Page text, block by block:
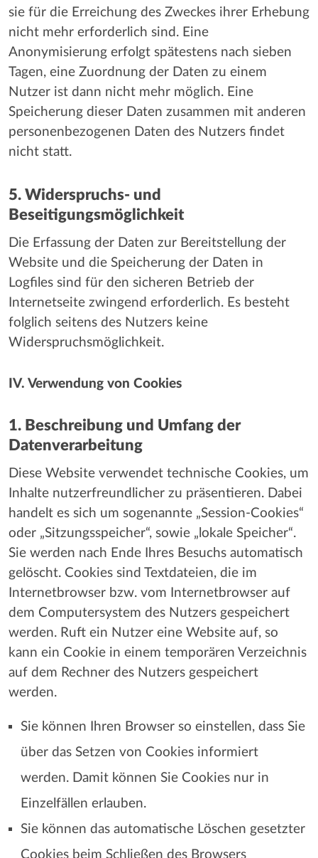
sie für die Erreichung des Zweckes ihrer Erhebung
nicht mehr erforderlich sind. Eine
Anonymisierung erfolgt spätestens nach sieben
Tagen, eine Zuordnung der Daten zu einem
Nutzer ist dann nicht mehr möglich. Eine
Speicherung dieser Daten zusammen mit anderen
personenbezogenen Daten des Nutzers findet
nicht statt.
5. Widerspruchs- und
Beseitigungsmöglichkeit
Die Erfassung der Daten zur Bereitstellung der
Website und die Speicherung der Daten in
Logfiles sind für den sicheren Betrieb der
Internetseite zwingend erforderlich. Es besteht
folglich seitens des Nutzers keine
Widerspruchsmöglichkeit.
IV. Verwendung von Cookies
1. Beschreibung und Umfang der
Datenverarbeitung
Diese Website verwendet technische Cookies, um
Inhalte nutzerfreundlicher zu präsentieren. Dabei
handelt es sich um sogenannte „Session-Cookies“
oder „Sitzungsspeicher“, sowie „lokale Speicher“.
Sie werden nach Ende Ihres Besuchs automatisch
gelöscht. Cookies sind Textdateien, die im
Internetbrowser bzw. vom Internetbrowser auf
dem Computersystem des Nutzers gespeichert
werden. Ruft ein Nutzer eine Website auf, so
kann ein Cookie in einem temporären Verzeichnis
auf dem Rechner des Nutzers gespeichert
werden.
Sie können Ihren Browser so einstellen, dass Sie
über das Setzen von Cookies informiert
werden. Damit können Sie Cookies nur in
Einzelfällen erlauben.
Sie können das automatische Löschen gesetzter
Cookies beim Schließen des Browsers